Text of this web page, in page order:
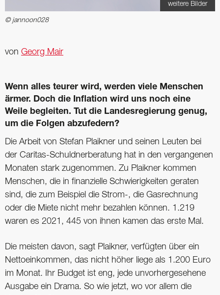
weitere Bilder
© jannoon028
von Georg Mair
Wenn alles teurer wird, werden viele ­Menschen
ärmer. Doch die Inflation wird uns noch eine
Weile ­begleiten. Tut die Landesregierung genug,
um die Folgen abzufedern?
Die Arbeit von Stefan Plaikner und seinen Leuten bei
der Caritas-Schuldnerberatung hat in den vergangenen
Monaten stark zugenommen. Zu Plaikner kommen
Menschen, die in finanzielle Schwierigkeiten geraten
sind, die zum Beispiel die Strom-, die Gasrechnung
oder die Miete nicht mehr bezahlen können. 1.219
waren es 2021, 445 von ihnen kamen das erste Mal.
Die meisten davon, sagt Plaikner, verfügten über ein
Nettoeinkommen, das nicht höher liege als 1.200 Euro
im Monat. Ihr Budget ist eng, jede unvorhergesehene
Ausgabe ein Drama. So wie jetzt, wo vor allem die